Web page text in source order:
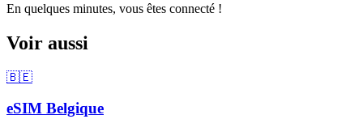
En quelques minutes, vous êtes connecté !
Voir aussi
🇧🇪
eSIM Belgique